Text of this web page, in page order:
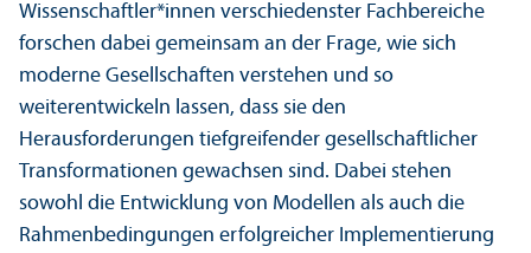
Wissenschaft­ler*innen verschiedenster Fach­bereiche
forschen dabei gemeinsam an der Frage, wie sich
moderne Gesellschaften verstehen und so
weiterentwickeln lassen, dass sie den
Herausforderungen tiefgreifender gesellschaft­licher
Trans­formationen gewachsen sind. Dabei stehen
sowohl die Entwicklung von Modellen als auch die
Rahmenbedingungen erfolgreicher Implementierung